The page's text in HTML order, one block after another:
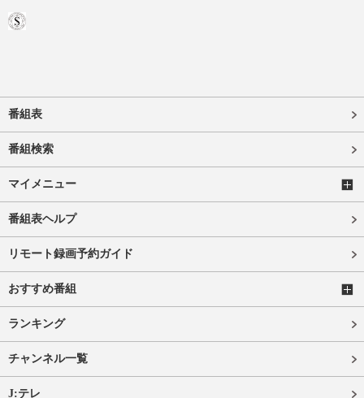
番組表
番組検索
マイメニュー
番組表ヘルプ
リモート録画予約ガイド
おすすめ番組
ランキング
チャンネル一覧
J:テレ